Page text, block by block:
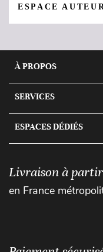
ESPACE
À PROPOS
SERVICES
ESPACES DÉDIÉS
Livraison à
en France